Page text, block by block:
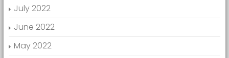
July 2022
June 2022
May 2022